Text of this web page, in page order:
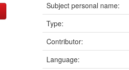
Subject personal name:
Type:
Contributor:
Language: